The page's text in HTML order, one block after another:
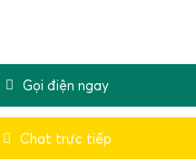
hiệu chỉnh lại loadcell
trạng này hiệu quả.
điện tử cân lúa nhảy
Gọi điện ngay
Chat trực tiếp